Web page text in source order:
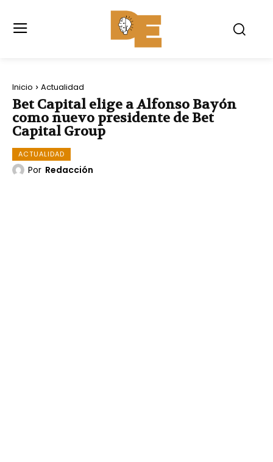
Inicio Actualidad
Bet Capital elige a Alfonso Bayón
como nuevo presidente de Bet
Capital Group
ACTUALIDAD
Por Redacción